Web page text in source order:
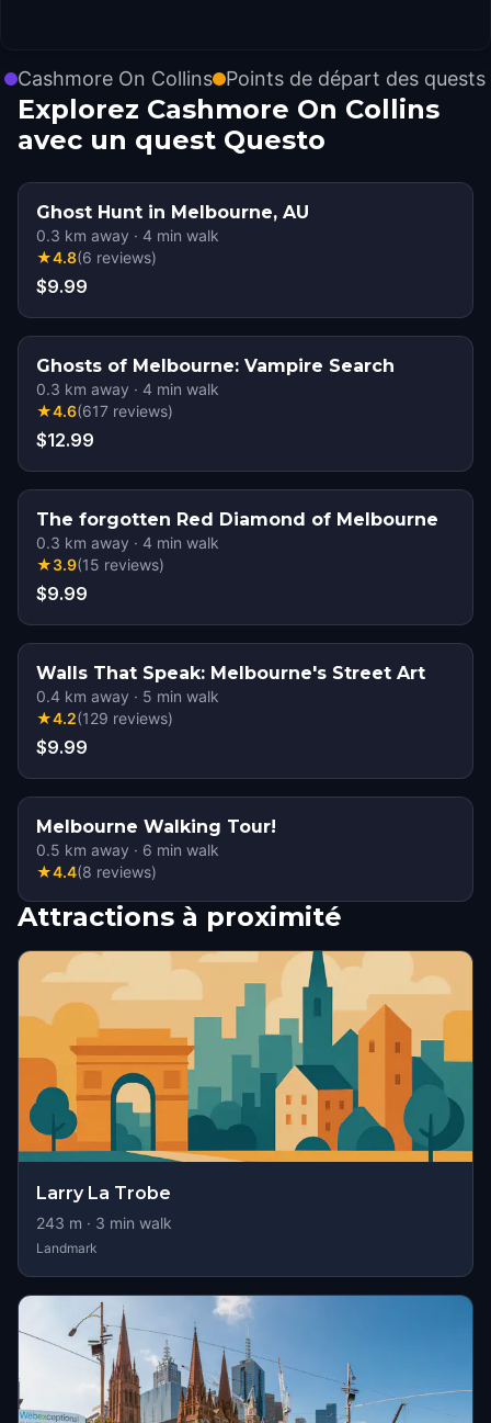
Cashmore On Collins Points de départ des quests
Explorez Cashmore On Collins
avec un quest Questo
Ghost Hunt in Melbourne, AU
0.3 km away · 4 min walk
★4.8(6 reviews)
$9.99
Ghosts of Melbourne: Vampire Search
0.3 km away · 4 min walk
★4.6(617 reviews)
$12.99
The forgotten Red Diamond of Melbourne
0.3 km away · 4 min walk
★3.9(15 reviews)
$9.99
Walls That Speak: Melbourne's Street Art
0.4 km away · 5 min walk
★4.2(129 reviews)
$9.99
Melbourne Walking Tour!
0.5 km away · 6 min walk
★4.4(8 reviews)
Attractions à proximité
Larry La Trobe
243 m · 3 min walk
Landmark